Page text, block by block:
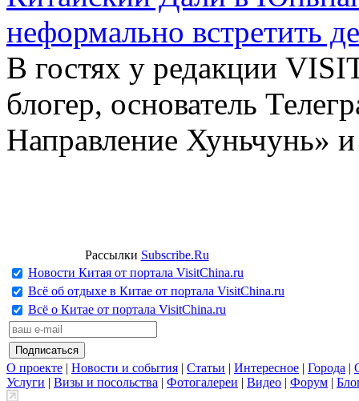
неформально встретить
В гостях у редакции
блогер, основатель
Направление Хуньчунь»
Рассылки Subscribe.Ru
Новости Китая от портала VisitChina.ru
Всё об отдыхе в Китае от портала VisitChina.ru
Всё о Китае от портала VisitChina.ru
О проекте | Новости и события | Статьи | Интересное | Города |
Услуги | Визы и посольства | Фотогалереи | Видео | Форум |